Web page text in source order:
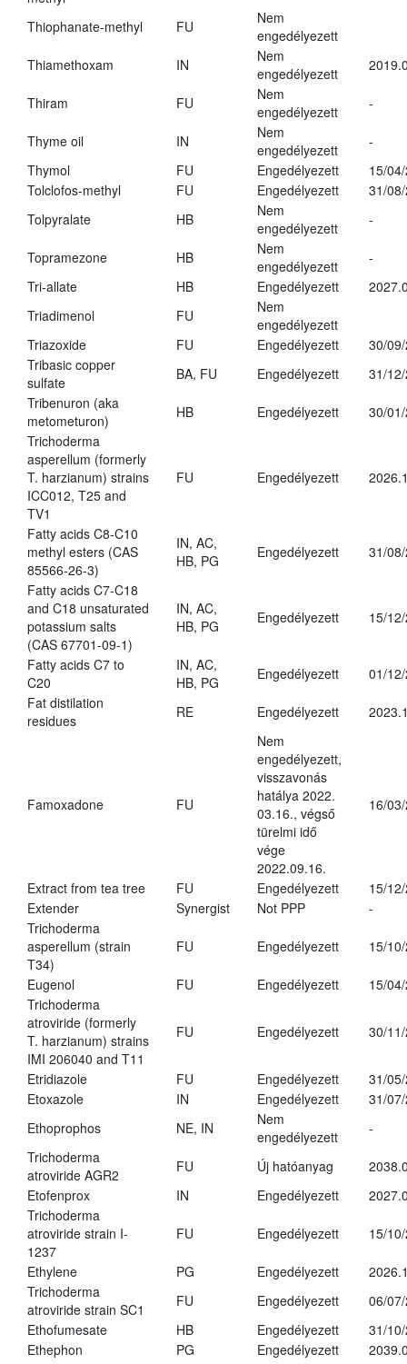
Thiophanate-methyl FU
Nem
engedélyezett
Thiamethoxam
IN
Nem
engedélyezett
Thiram FU
Nem
engedélyezett
-
Thyme oil IN
Nem
engedélyezett
-
Thymol
FU Engedélyezett
15/
Tolclofos-methyl
FU Engedélyezett
31/
Tolpyralate
HB
Nem
engedélyezett
-
Topramezone HB
Nem
engedélyezett
-
Tri-allate
HB Engedélyezett
Triadimenol
FU
Nem
engedélyezett
Triazoxide
FU Engedélyezett
30/
Tribasic copper
sulfate
BA, FU Engedélyezett
31/
Tribenuron (aka
metometuron)
HB Engedélyezett
30/
Trichoderma
asperellum (formerly
T. harzianum) strains
ICC012, T25 and
TV1
FU Engedélyezett
Fatty acids C8-C10
methyl esters (CAS
85566-26-3)
IN, AC,
HB, PG
Engedélyezett 31/
Fatty acids C7-C18
and C18 unsaturated
potassium salts
(CAS 67701-09-1)
IN, AC,
HB, PG
Engedélyezett 15/
Fatty acids C7 to
C20
IN, AC,
HB, PG
Engedélyezett
01/
Fat distilation
residues
RE Engedélyezett
Famoxadone FU
Nem
engedélyezett,
visszavonás
hatálya 2022.
03.16., végső
türelmi idő
vége
2022.09.16.
16/
Extract from tea tree FU Engedélyezett
15/
Extender
Synergist Not PPP
-
Trichoderma
asperellum (strain
T34)
FU Engedélyezett 15/
Eugenol FU Engedélyezett
15/
Trichoderma
atroviride (formerly
T. harzianum) strains
IMI 206040 and T11
FU Engedélyezett 30/
Etridiazole FU Engedélyezett
31/
Etoxazole
IN Engedélyezett
31/
Ethoprophos
NE, IN
Nem
engedélyezett
-
Trichoderma
atroviride AGR2
FU Új hatóanyag
Etofenprox
IN Engedélyezett
Trichoderma
atroviride strain I-
1237
FU Engedélyezett 15/
Ethylene PG Engedélyezett
Trichoderma
atroviride strain SC1
FU Engedélyezett
06/
Ethofumesate
HB Engedélyezett
31/
Ethephon
PG Engedélyezett